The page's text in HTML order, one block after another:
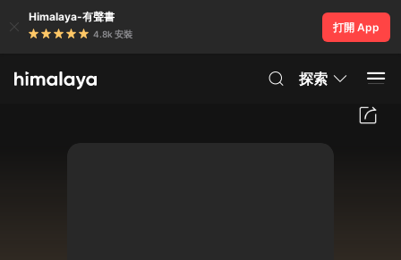
Himalaya-有聲書
4.8k 安裝
打開 App
探索